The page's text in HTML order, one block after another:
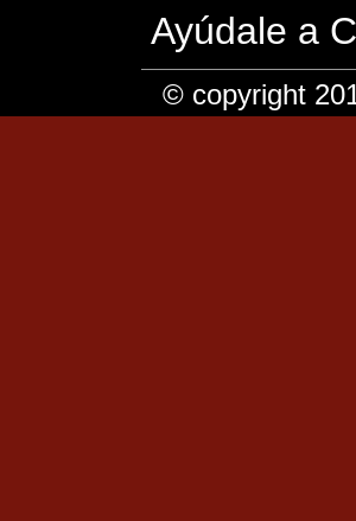
Ayúdale a
© copyright